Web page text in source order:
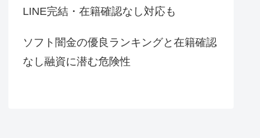
LINE完結・在籍確認なし対応も
ソフト闇金の優良ランキングと在籍確認
なし融資に潜む危険性